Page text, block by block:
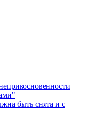
быть снята и с